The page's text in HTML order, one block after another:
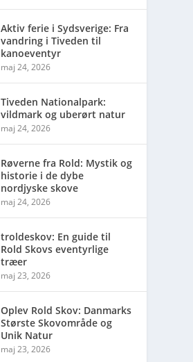
Aktiv ferie i Sydsverige: Fra
vandring i Tiveden til
kanoeventyr
maj 24, 2026
Tiveden Nationalpark:
vildmark og uberørt natur
maj 24, 2026
Røverne fra Rold: Mystik og
historie i de dybe
nordjyske skove
maj 24, 2026
troldeskov: En guide til
Rold Skovs eventyrlige
træer
maj 23, 2026
Oplev Rold Skov: Danmarks
Største Skovområde og
Unik Natur
maj 23, 2026